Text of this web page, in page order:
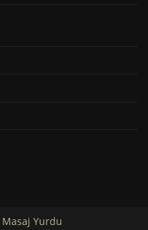
Masaj Yurdu